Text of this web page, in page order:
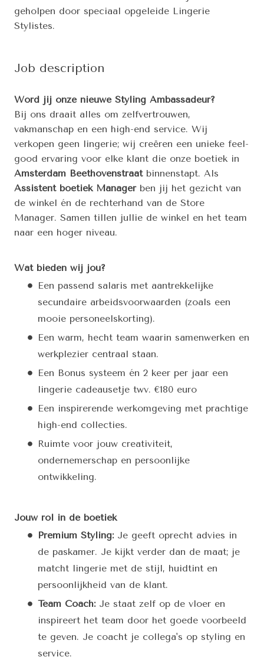
geholpen door speciaal opgeleide Lingerie
Stylistes.
Job description
Word jij onze nieuwe Styling Ambassadeur?
Bij ons draait alles om zelfvertrouwen,
vakmanschap en een high-end service. Wij
verkopen geen lingerie; wij creëren een unieke feel-
good ervaring voor elke klant die onze boetiek in
Amsterdam Beethovenstraatbinnenstapt. Als
Assistent boetiek Managerben jij het gezicht van
de winkel én de rechterhand van de Store
Manager. Samen tillen jullie de winkel en het team
naar een hoger niveau.
Wat bieden wij jou?
Een passend salaris met aantrekkelijke
secundaire arbeidsvoorwaarden (zoals een
mooie personeelskorting).
Een warm, hecht team waarin samenwerken en
werkplezier centraal staan.
Een Bonus systeem én 2 keer per jaar een
lingerie cadeausetje twv. €180 euro
Een inspirerende werkomgeving met prachtige
high-end collecties.
Ruimte voor jouw creativiteit,
ondernemerschap en persoonlijke
ontwikkeling.
Jouw rol in de boetiek
Premium Styling: Je geeft oprecht advies in
de paskamer. Je kijkt verder dan de maat; je
matcht lingerie met de stijl, huidtint en
persoonlijkheid van de klant.
Team Coach: Je staat zelf op de vloer en
inspireert het team door het goede voorbeeld
te geven. Je coacht je collega's op styling en
service.